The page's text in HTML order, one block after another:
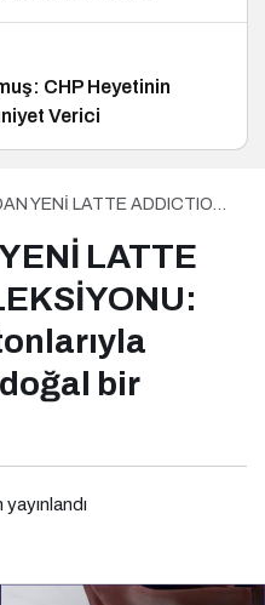
CHP Heyetinin
Verici
YENİ LATTE ADDICTION
doğal bir sıcaklık kat!
LATTE
bir